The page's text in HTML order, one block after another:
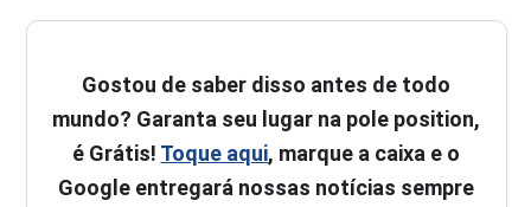
Gostou de saber disso antes de todo
mundo? Garanta seu lugar na pole position,
é Grátis! Toque aqui, marque a caixa e o
Google entregará nossas notícias sempre